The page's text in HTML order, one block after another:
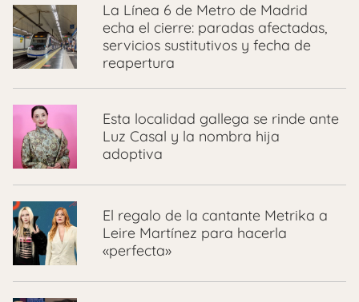
La Línea 6 de Metro de Madrid
echa el cierre: paradas afectadas,
servicios sustitutivos y fecha de
reapertura
Esta localidad gallega se rinde ante
Luz Casal y la nombra hija
adoptiva
El regalo de la cantante Metrika a
Leire Martínez para hacerla
«perfecta»